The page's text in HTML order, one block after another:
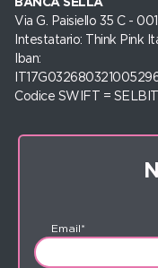
Via G. Paisiello 35 C -
Intestatario: Think Pink
Iban:
Codice SWIFT =
Email*